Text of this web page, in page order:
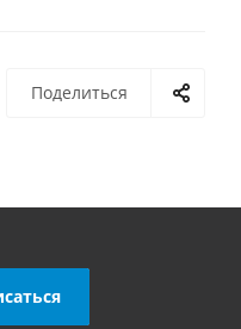
Поделиться